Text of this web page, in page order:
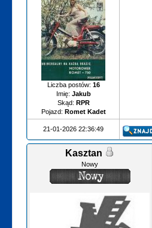
Liczba postów: 16
Imię: Jakub
Skąd: RPR
Pojazd: Romet Kadet
21-01-2026 22:36:49
Kasztan
Nowy